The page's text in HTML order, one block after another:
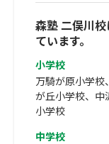
森塾 二俣川
ています。
小学校
万騎が原小学校
が丘小学校、中
小学校
中学校